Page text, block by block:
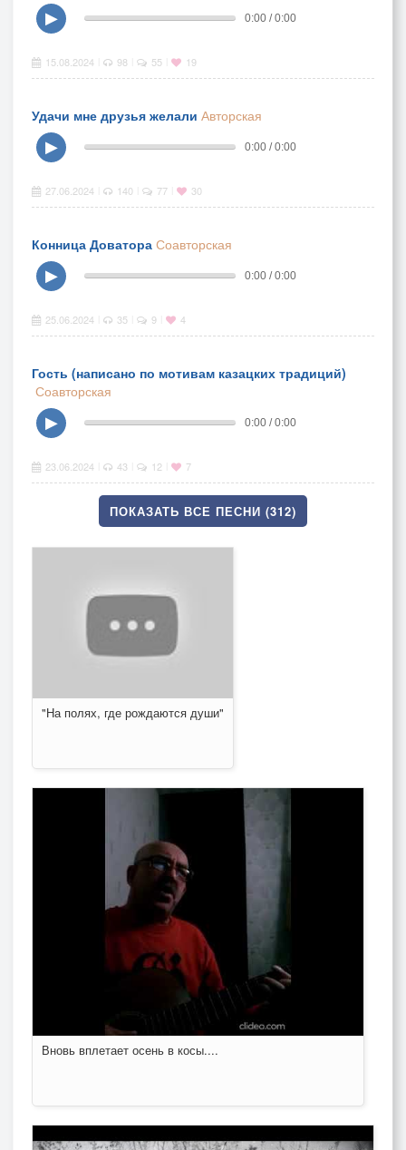
▶
0:00 / 0:00
15.08.2024 98 55 19
Удачи мне друзья желали Авторская
▶
0:00 / 0:00
27.06.2024 140 77 30
Конница Доватора Соавторская
▶
0:00 / 0:00
25.06.2024 35 9 4
Гость (написано по мотивам казацких традиций)
Соавторская
▶
0:00 / 0:00
23.06.2024 43 12 7
ПОКАЗАТЬ ВСЕ ПЕСНИ (312)
"На полях, где рождаются души"
Вновь вплетает осень в косы....